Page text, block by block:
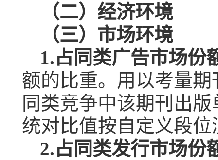
（二）经济环境
（三）市场环境
1.占同类广告市场份
额的比重。用以考量
同类竞争中该期刊出
统对比值按自定义段位
2.占同类发行市场份